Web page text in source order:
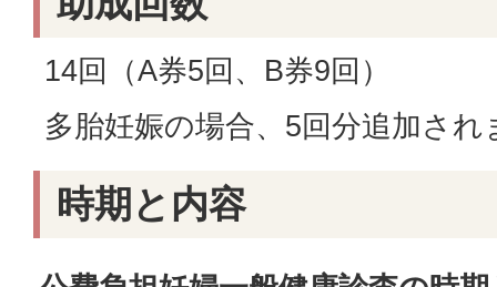
14回（A券5回、B券9回）
多胎妊娠の場合、5回分追加され
時期と内容